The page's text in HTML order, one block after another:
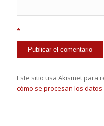
*
Este sitio usa Akismet para
cómo se procesan los